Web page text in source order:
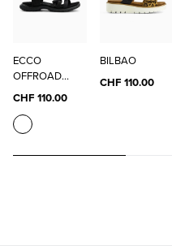
ECCO
OFFROAD
ROAM W
CHF 110.00
BILBAO
CHF 110.00